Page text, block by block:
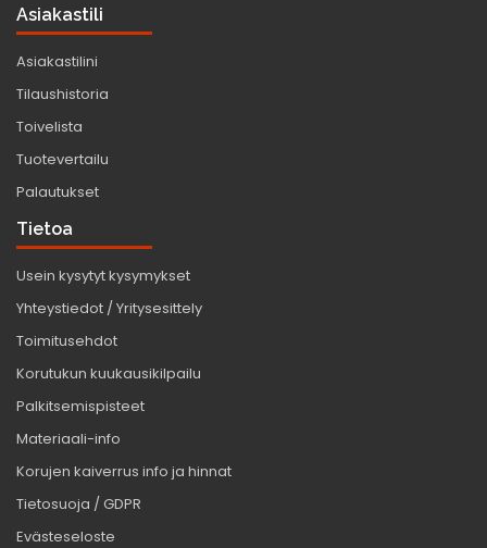
Asiakastili
Asiakastilini
Tilaushistoria
Toivelista
Tuotevertailu
Palautukset
Tietoa
Usein kysytyt kysymykset
Yhteystiedot / Yritysesittely
Toimitusehdot
Korutukun kuukausikilpailu
Palkitsemispisteet
Materiaali-info
Korujen kaiverrus info ja hinnat
Tietosuoja / GDPR
Evästeseloste